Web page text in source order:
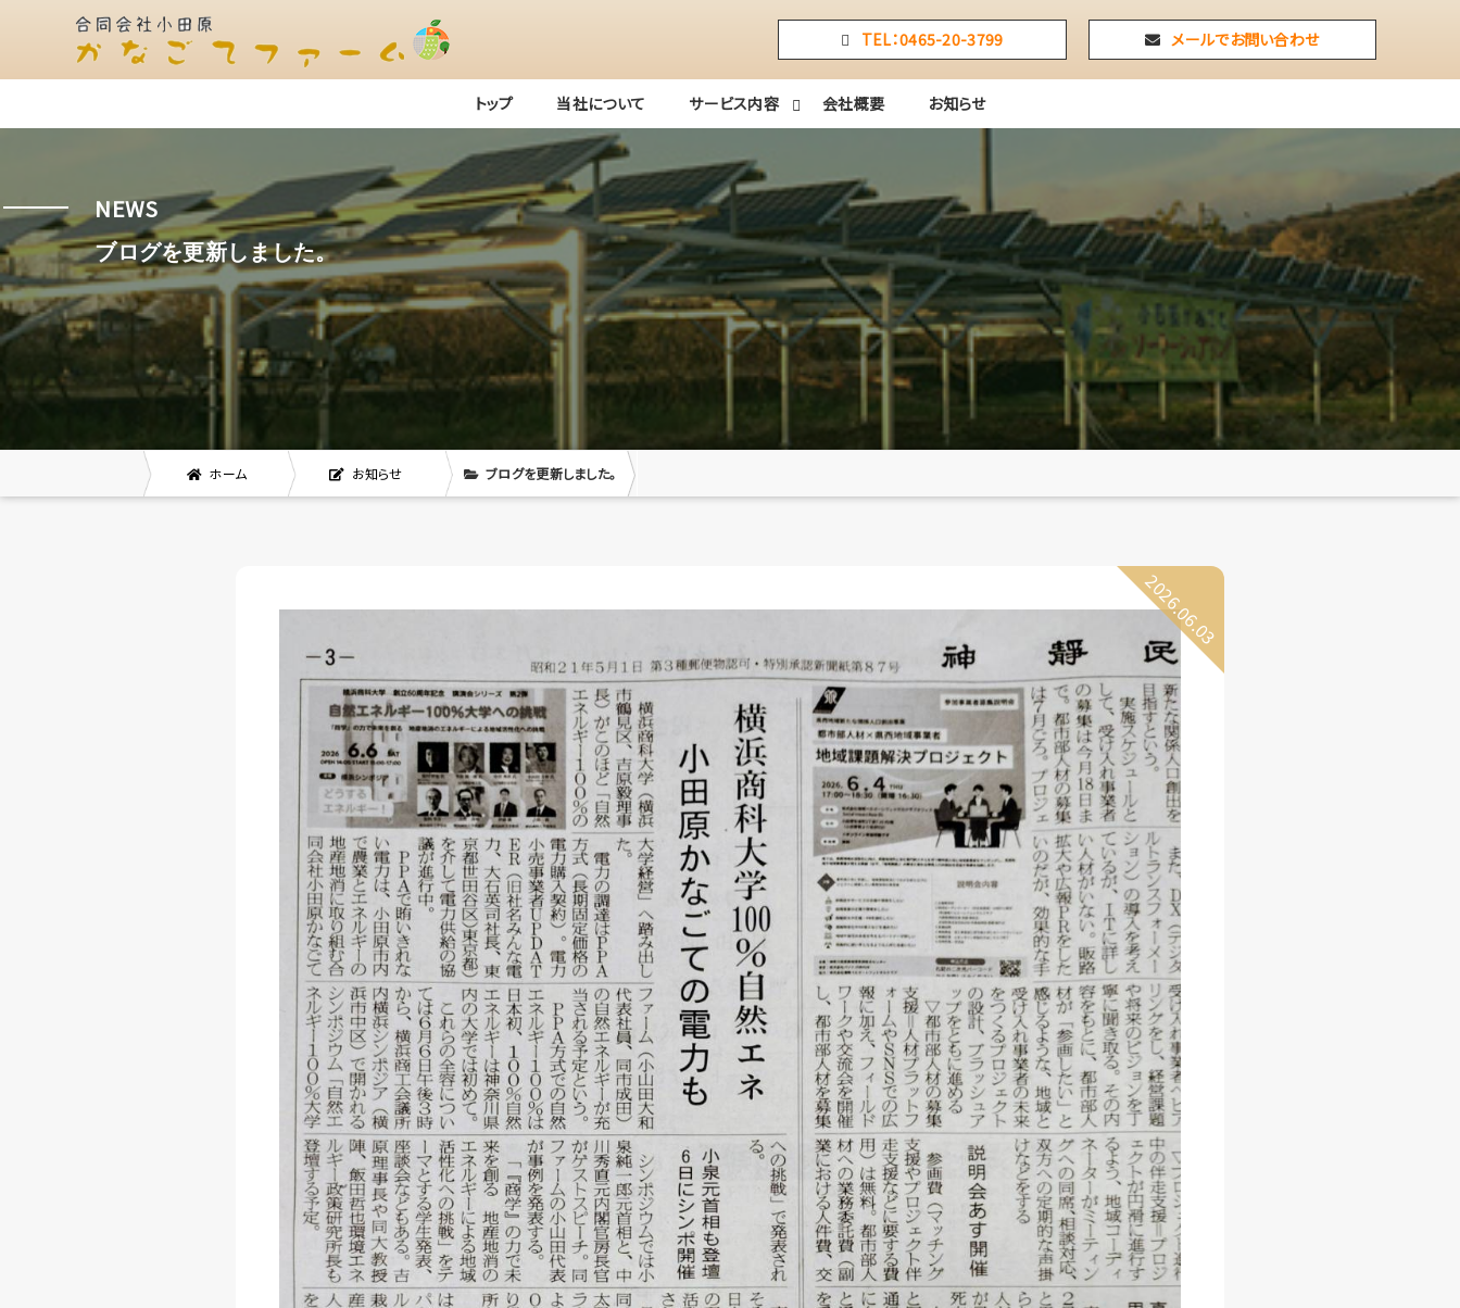
TEL：0465-20-3799 メールでお問い合わせ
トップ 当社について サービス内容 会社概要 お知らせ
ブログを更新しました。
NEWS
ホーム お知らせ ブログを更新しました。
2026.06.03